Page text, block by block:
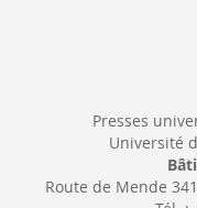
Presses
Université
Route de Mende